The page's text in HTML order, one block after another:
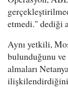
etmedi." dediği
Aynı yetkili,
bulunduğunu
almaları